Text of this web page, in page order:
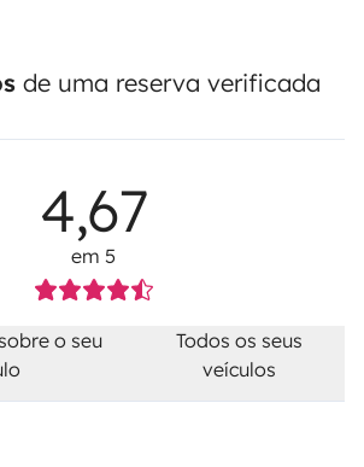
de uma reserva verificada
4,67
em 5
o seu
Todos os seus
veículos